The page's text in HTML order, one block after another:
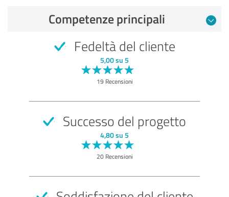
Competenze principali
Fedeltà del cliente
5,00 su 5
19 Recensioni
Successo del progetto
4,80 su 5
20 Recensioni